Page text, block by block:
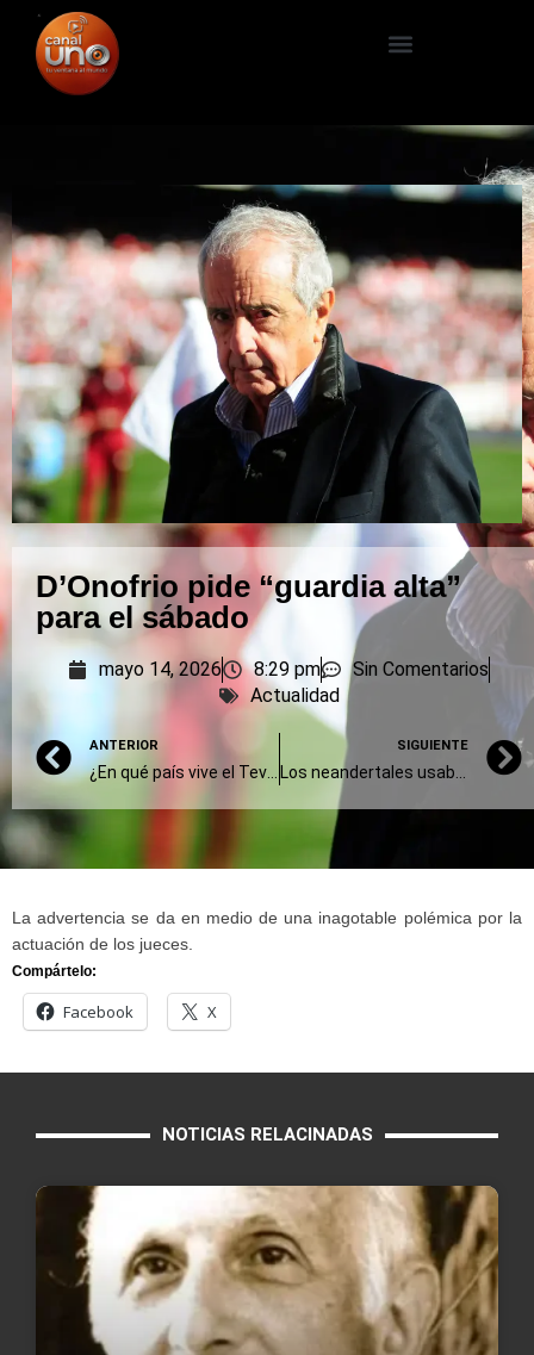
D’Onofrio pide “guardia alta”
para el sábado
mayo 14, 2026 8:29 pm
Sin Comentarios
Actualidad
ANTERIOR
¿En qué país vive el Tevez desocupado?
SIGUIENTE
Los neandertales usaban taladros de piedra contra las caries hace 59 mil años
La advertencia se da en medio de una inagotable polémica por la
actuación de los jueces.
Compártelo:
Facebook X
NOTICIAS RELACINADAS